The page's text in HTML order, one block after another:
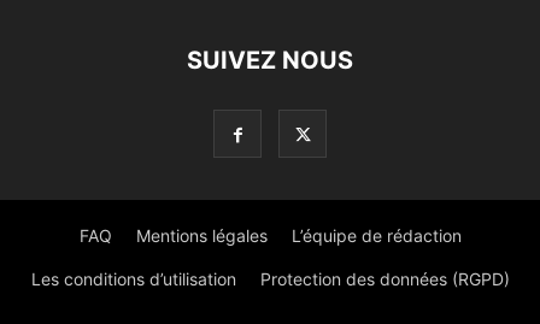
SUIVEZ NOUS
FAQ Mentions légales L’équipe de rédaction
Les conditions d’utilisation Protection des données (RGPD)